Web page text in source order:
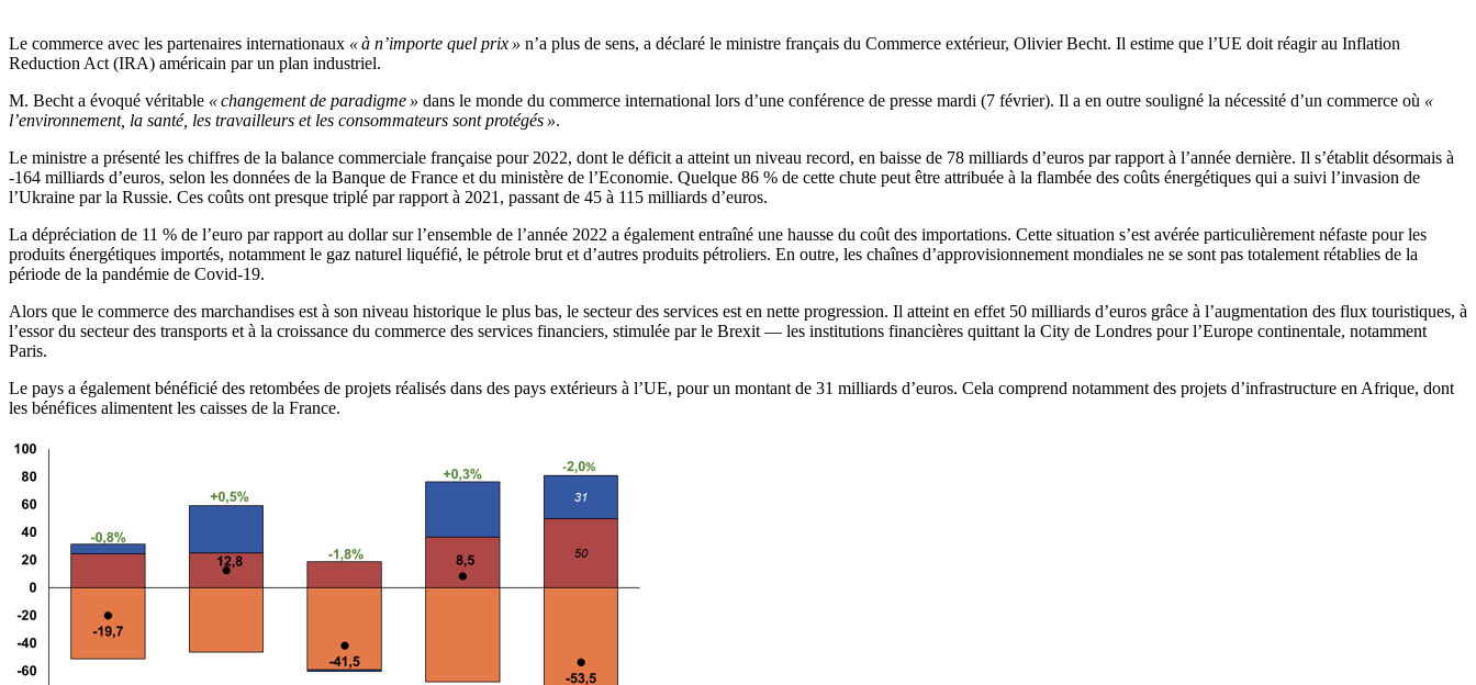
Le commerce avec les partenaires internationaux « à n’importe quel prix » n’a plus de sens, a déclaré le ministre français du Commerce extérieur, Olivier Becht. Il estime que l’UE doit réagir au Inflation
Reduction Act (IRA) américain par un plan industriel.
M. Becht a évoqué véritable « changement de paradigme » dans le monde du commerce international lors d’une conférence de presse mardi (7 février). Il a en outre souligné la nécessité d’un commerce où «
l’environnement, la santé, les travailleurs et les consommateurs sont protégés ».
Le ministre a présenté les chiffres de la balance commerciale française pour 2022, dont le déficit a atteint un niveau record, en baisse de 78 milliards d’euros par rapport à l’année dernière. Il s’établit désormais à
-164 milliards d’euros, selon les données de la Banque de France et du ministère de l’Economie. Quelque 86 % de cette chute peut être attribuée à la flambée des coûts énergétiques qui a suivi l’invasion de
l’Ukraine par la Russie. Ces coûts ont presque triplé par rapport à 2021, passant de 45 à 115 milliards d’euros.
La dépréciation de 11 % de l’euro par rapport au dollar sur l’ensemble de l’année 2022 a également entraîné une hausse du coût des importations. Cette situation s’est avérée particulièrement néfaste pour les
produits énergétiques importés, notamment le gaz naturel liquéfié, le pétrole brut et d’autres produits pétroliers. En outre, les chaînes d’approvisionnement mondiales ne se sont pas totalement rétablies de la
période de la pandémie de Covid-19.
Alors que le commerce des marchandises est à son niveau historique le plus bas, le secteur des services est en nette progression. Il atteint en effet 50 milliards d’euros grâce à l’augmentation des flux touristiques, à
l’essor du secteur des transports et à la croissance du commerce des services financiers, stimulée par le Brexit — les institutions financières quittant la City de Londres pour l’Europe continentale, notamment
Paris.
Le pays a également bénéficié des retombées de projets réalisés dans des pays extérieurs à l’UE, pour un montant de 31 milliards d’euros. Cela comprend notamment des projets d’infrastructure en Afrique, dont
les bénéfices alimentent les caisses de la France.